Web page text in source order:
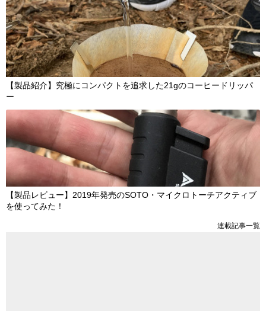
【製品紹介】究極にコンパクトを追求した21gのコーヒードリッパ
ー
【製品レビュー】2019年発売のSOTO・マイクロトーチアクティブ
を使ってみた！
連載記事一覧